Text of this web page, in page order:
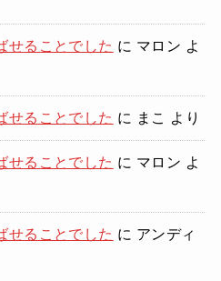
せることでした に マロン よ
せることでした に まこ より
せることでした に マロン よ
せることでした に アンディ